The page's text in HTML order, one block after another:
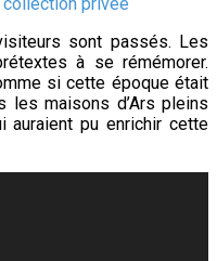
sont passés. Les
à se rémémorer.
si cette époque était
les maisons d’Ars pleins
auraient pu enrichir cette